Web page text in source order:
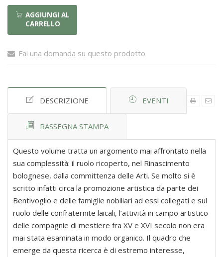
AGGIUNGI AL
CARRELLO
Fai una domanda su questo prodotto
DESCRIZIONE EVENTI
RASSEGNA STAMPA
Questo volume tratta un argomento mai affrontato nella
sua complessità: il ruolo ricoperto, nel Rinascimento
bolognese, dalla committenza delle Arti. Se molto si è
scritto infatti circa la promozione artistica da parte dei
Bentivoglio e delle famiglie nobiliari ad essi collegati e sul
ruolo delle confraternite laicali, l’attività in campo artistico
delle compagnie di mestiere fra XV e XVI secolo non era
mai stata esaminata in modo organico. Il quadro che
emerge da questa ricerca è di estremo interesse,